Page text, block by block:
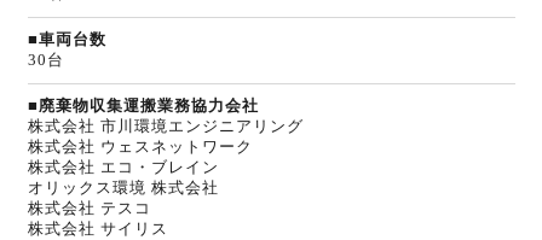
■車両台数
30台
■廃棄物収集運搬業務協力会社
株式会社 市川環境エンジニアリング
株式会社 ウェスネットワーク
株式会社 エコ・ブレイン
オリックス環境 株式会社
株式会社 テスコ
株式会社 サイリス